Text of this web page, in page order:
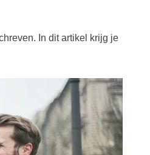
In dit artikel krijg je